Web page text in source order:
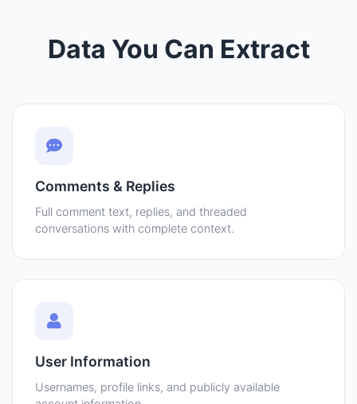
Data You Can Extract
Comments & Replies
Full comment text, replies, and threaded
conversations with complete context.
User Information
Usernames, profile links, and publicly available